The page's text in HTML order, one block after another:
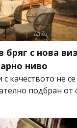
бряг с нова
ниво
качеството не
подбран от